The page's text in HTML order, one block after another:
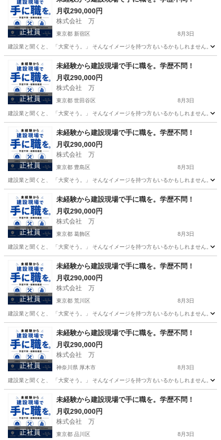
正社員
月収290,000円
株式会社 万
東京都 新宿区 8月3日
建設業と聞くと、 「大変そう。」 そんなイメージを持つ方もいるかもしれません。
東京 新宿区 その他 未経験
正社員
未経験から建設現場で手に職を。学歴不問！
月収290,000円
株式会社 万
東京都 世田谷区 8月3日
建設業と聞くと、 「大変そう。」 そんなイメージを持つ方もいるかもしれません。
東京 世田谷区 その他 未経験
正社員
未経験から建設現場で手に職を。学歴不問！
月収290,000円
株式会社 万
東京都 豊島区 8月3日
建設業と聞くと、 「大変そう。」 そんなイメージを持つ方もいるかもしれません。
東京 豊島区 その他 未経験
正社員
未経験から建設現場で手に職を。学歴不問！
月収290,000円
株式会社 万
東京都 葛飾区 8月3日
建設業と聞くと、 「大変そう。」 そんなイメージを持つ方もいるかもしれません。
東京 葛飾区 その他 未経験
正社員
未経験から建設現場で手に職を。学歴不問！
月収290,000円
株式会社 万
東京都 荒川区 8月3日
建設業と聞くと、 「大変そう。」 そんなイメージを持つ方もいるかもしれません。
東京 荒川区 その他 未経験
正社員
未経験から建設現場で手に職を。学歴不問！
月収290,000円
株式会社 万
神奈川県 厚木市 8月3日
建設業と聞くと、 「大変そう。」 そんなイメージを持つ方もいるかもしれません。
神奈川 厚木市 その他
正社員
未経験から建設現場で手に職を。学歴不問！
月収290,000円
株式会社 万
東京都 品川区 8月3日